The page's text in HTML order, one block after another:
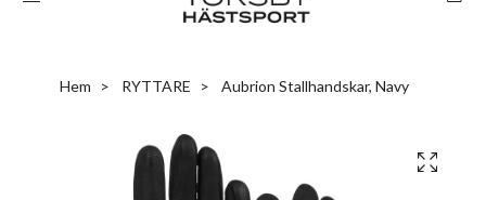
Hem RYTTARE Aubrion Stallhandskar, Navy